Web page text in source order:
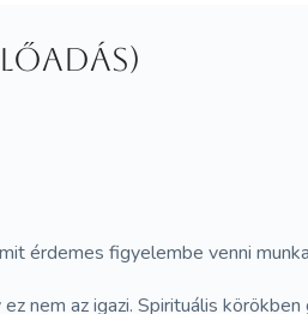
érdemes figyelembe venni
nem az igazi. Spirituális